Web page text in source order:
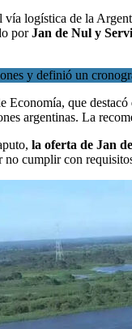
logística de la
porJan de Nul y
y definió un
Economía, que destacó
argentinas. La
la oferta de Jan
cumplir con